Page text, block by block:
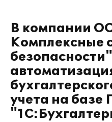
В компании
Комплексные
учета на базе